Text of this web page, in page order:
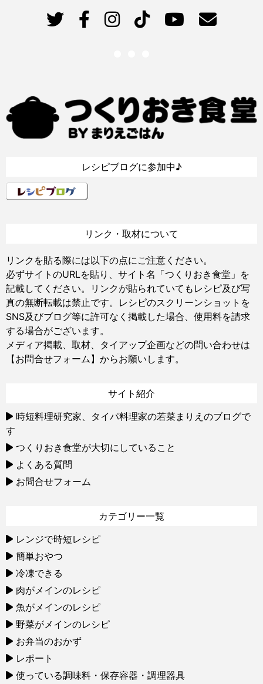
レシピブログに参加中♪
リンク・取材について
リンクを貼る際には以下の点にご注意ください。
必ずサイトのURLを貼り、サイト名「つくりおき食堂」を
記載してください。リンクが貼られていてもレシピ及び写
真の無断転載は禁止です。レシピのスクリーンショットを
SNS及びブログ等に許可なく掲載した場合、使用料を請求
する場合がございます。
メディア掲載、取材、タイアップ企画などの問い合わせは
【お問合せフォーム】 からお願いします。
サイト紹介
時短料理研究家、タイパ料理家の若菜まりえのブログで
す
つくりおき食堂が大切にしていること
よくある質問
お問合せフォーム
カテゴリー一覧
レンジで時短レシピ
簡単おやつ
冷凍できる
肉がメインのレシピ
魚がメインのレシピ
野菜がメインのレシピ
お弁当のおかず
レポート
使っている調味料・保存容器・調理器具